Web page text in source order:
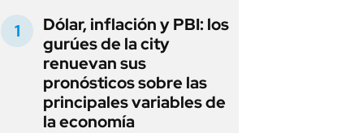
Dólar, inflación y PBI: los
gurúes de la city
renuevan sus
pronósticos sobre las
principales variables de
la economía